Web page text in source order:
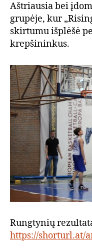
Aštriausia bei
grupėje, kur
skirtumu išplėšė
krepšininkus.
Rungtynių
https://shorturl.at/